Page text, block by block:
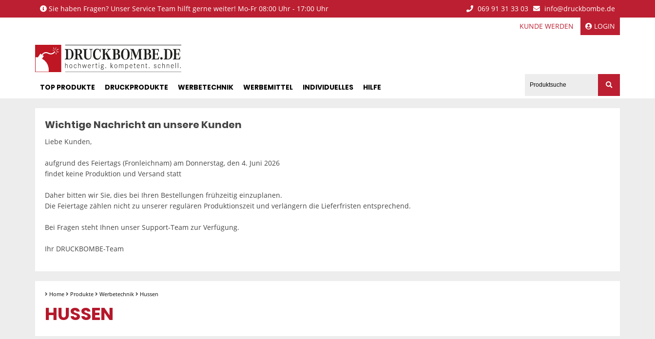
Sie haben Fragen? Unser Service Team hilft gerne weiter! Mo-Fr 08:00 Uhr - 17:00 Uhr 069 91 31 33 03
info@druckbombe.de
KUNDE WERDEN
LOGIN
TOP PRODUKTE DRUCKPRODUKTE WERBETECHNIK WERBEMITTEL INDIVIDUELLES HILFE
Wichtige Nachricht an unsere Kunden
Liebe Kunden,
aufgrund des Feiertags (Fronleichnam) am Donnerstag, den 4. Juni 2026
findet keine Produktion und Versand statt
Daher bitten wir Sie, dies bei Ihren Bestellungen frühzeitig einzuplanen.
Die Feiertage zählen nicht zu unserer regulären Produktionszeit und verlängern die Lieferfristen entsprechend.
Bei Fragen steht Ihnen unser Support-Team zur Verfügung.
Ihr DRUCKBOMBE-Team
Home Produkte Werbetechnik Hussen
HUSSEN